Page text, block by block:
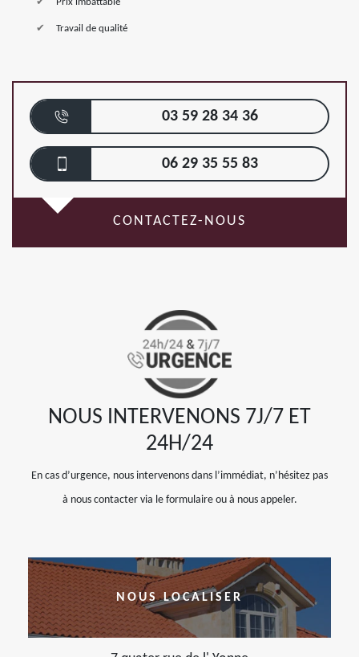
Travail de qualité
03 59 28 34 36
06 29 35 55 83
CONTACTEZ-NOUS
NOUS INTERVENONS 7J/7 ET
24H/24
En cas d’urgence, nous intervenons dans l’immédiat, n’hésitez pas
à nous contacter via le formulaire ou à nous appeler.
NOUS LOCALISER